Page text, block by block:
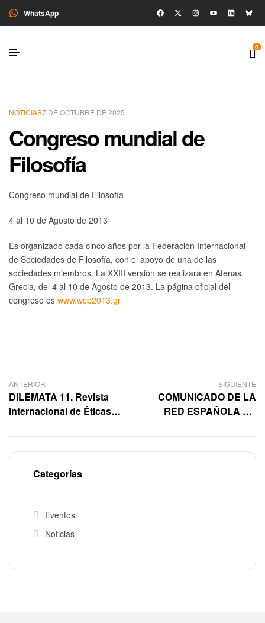
WhatsApp
0
NOTICIAS7 DE OCTUBRE DE 2025
Congreso mundial de
Filosofía
Congreso mundial de Filosofía
4 al 10 de Agosto de 2013
Es organizado cada cinco años por la Federación Internacional
de Sociedades de Filosofía, con el apoyo de una de las
sociedades miembros. La XXIII versión se realizará en Atenas,
Grecia, del 4 al 10 de Agosto de 2013. La página oficial del
congreso es www.wcp2013.gr
ANTERIOR
DILEMATA 11. Revista
Internacional de Éticas
SIGUIENTE
COMUNICADO DE LA
RED ESPAÑOLA DE
Categorías
Eventos
Noticias